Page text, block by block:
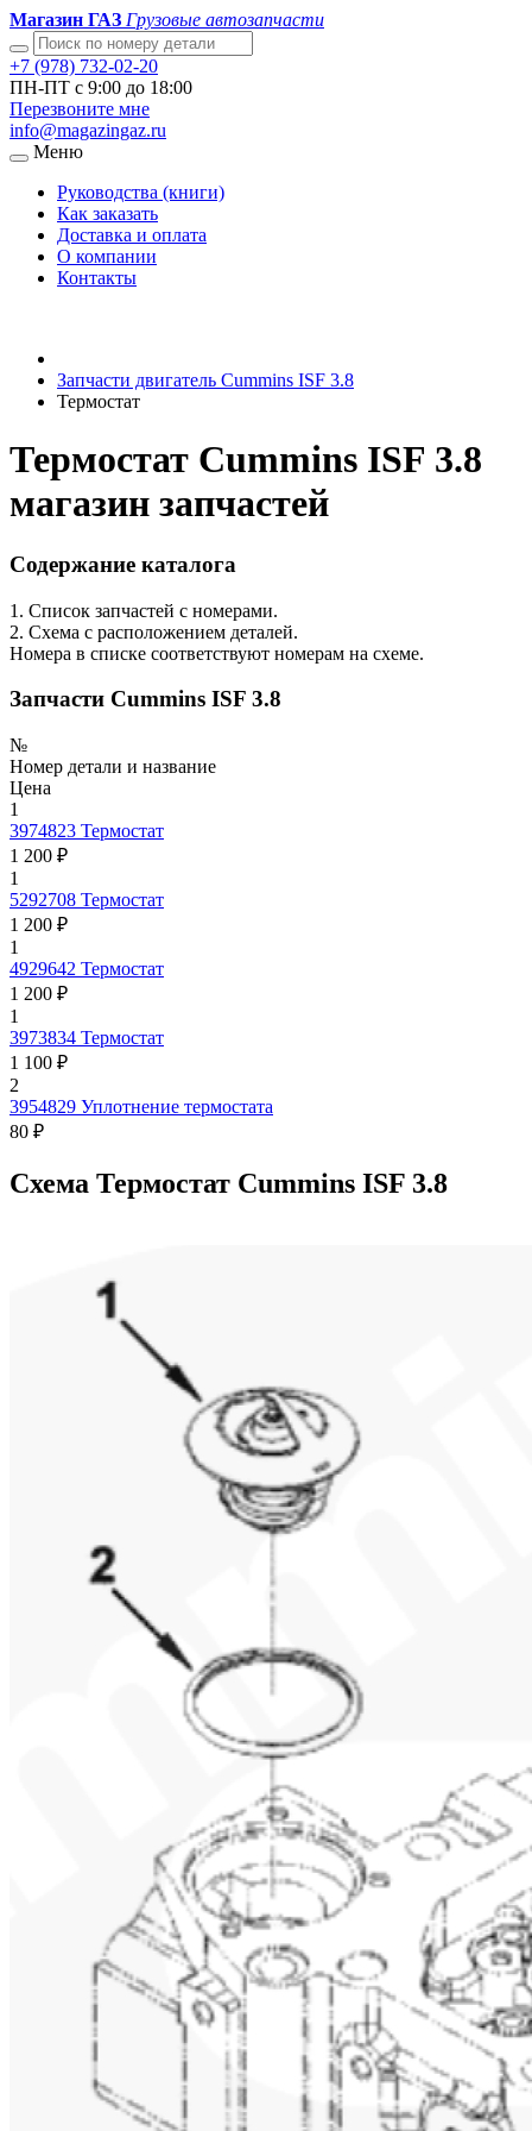
Магазин ГАЗ Грузовые автозапчасти
+7 (978) 732-02-20
ПН-ПТ с 9:00 до 18:00
Перезвоните мне
info@magazingaz.ru
Меню
Руководства (книги)
Как заказать
Доставка и оплата
О компании
Контакты
Запчасти двигатель Cummins ISF 3.8
Термостат
Термостат Cummins ISF 3.8
магазин запчастей
Содержание каталога
1. Список запчастей с номерами.
2. Схема с расположением деталей.
Номера в списке соответствуют номерам на схеме.
Запчасти Cummins ISF 3.8
№
Номер детали и название
Цена
1
3974823 Термостат
1 200 ₽
1
5292708 Термостат
1 200 ₽
1
4929642 Термостат
1 200 ₽
1
3973834 Термостат
1 100 ₽
2
3954829 Уплотнение термостата
80 ₽
Схема Термостат Cummins ISF 3.8